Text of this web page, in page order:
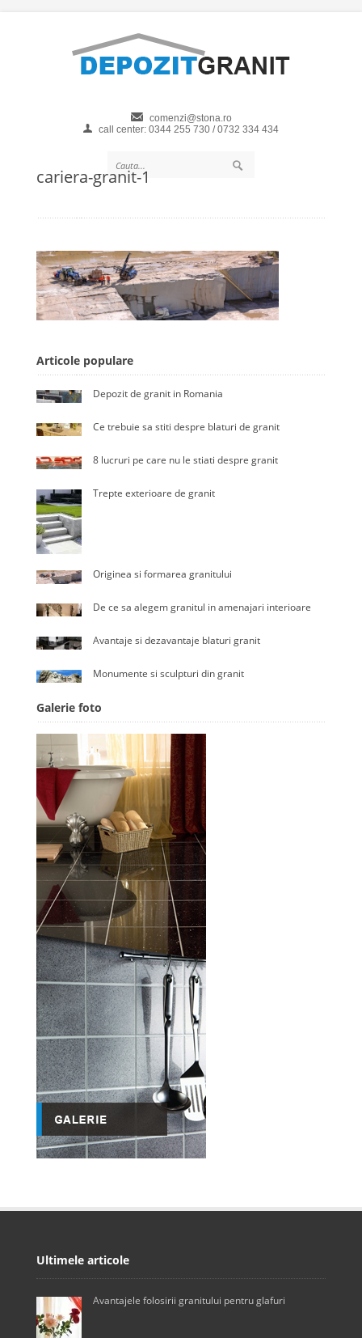
comenzi@stona.ro
call center: 0344 255 730 / 0732 334 434
cariera-granit-1
Articole populare
Depozit de granit in Romania
Ce trebuie sa stiti despre blaturi de granit
8 lucruri pe care nu le stiati despre granit
Trepte exterioare de granit
Originea si formarea granitului
De ce sa alegem granitul in amenajari interioare
Avantaje si dezavantaje blaturi granit
Monumente si sculpturi din granit
Galerie foto
Ultimele articole
Avantajele folosirii granitului pentru glafuri